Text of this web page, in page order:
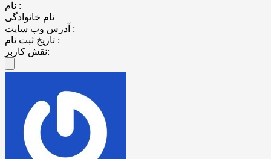
نام :
نام خانوادگی
آدرس وب سایت :
تاریخ ثبت نام :
نقش کاربر: